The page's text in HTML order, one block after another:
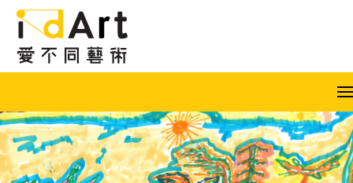
跳到内容（按回车键）
EN 繁 简 A A A